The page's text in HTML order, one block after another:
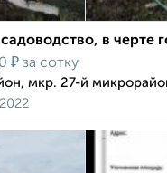
в черте
₽ за сотку
мкр. 27-й